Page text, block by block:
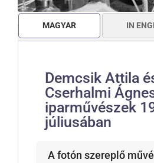
MAGYAR IN
Demcsik Attila
Cserhalmi
iparművészek
júliusában
A fotón szereplő